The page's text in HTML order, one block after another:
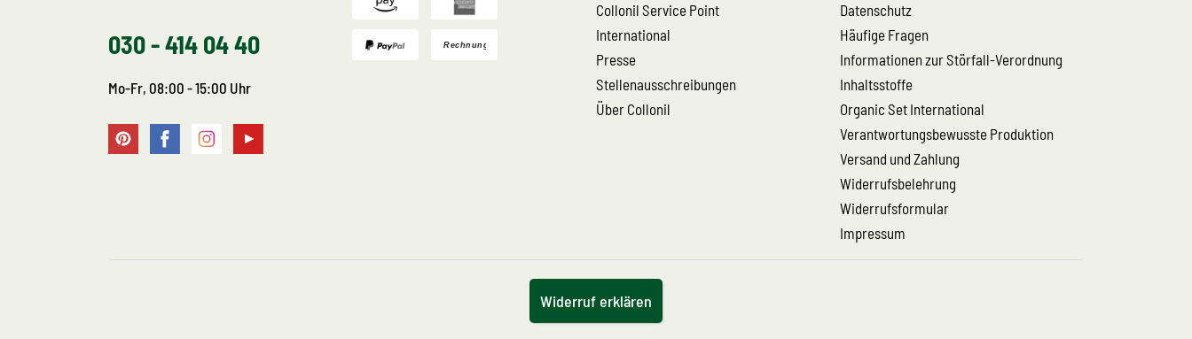
030 - 414 04 40
Mo-Fr, 08:00 - 15:00 Uhr
Collonil Service Point
International
Presse
Stellenausschreibungen
Über Collonil
Datenschutz
Häufige Fragen
Informationen zur Störfall-Verordnung
Inhaltsstoffe
Organic Set International
Verantwortungsbewusste Produktion
Versand und Zahlung
Widerrufsbelehrung
Widerrufsformular
Impressum
Widerruf erklären